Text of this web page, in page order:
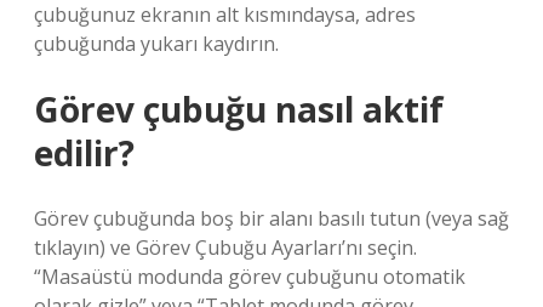
çubuğunuz ekranın alt kısmındaysa, adres
çubuğunda yukarı kaydırın.
Görev çubuğu nasıl aktif
edilir?
Görev çubuğunda boş bir alanı basılı tutun (veya sağ
tıklayın) ve Görev Çubuğu Ayarları’nı seçin.
“Masaüstü modunda görev çubuğunu otomatik